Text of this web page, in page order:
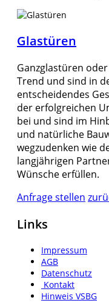
Glastüren
Ganzglastüren
Trend und sind in
entscheidendes
der erfolgreichen
bei und sind im
und natürliche
wegzudenken wie
langjährigen
Wünsche erfüllen.
Anfrage stellen
Links
Impressum
AGB
Datenschutz
Kontakt
Hinweis VSBG